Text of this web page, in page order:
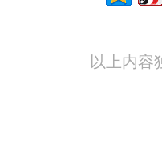
以上内容